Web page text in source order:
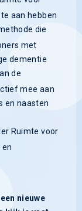
aan hebben
die
met
dementie
de
mee aan
en naasten
Ruimte voor
nieuwe